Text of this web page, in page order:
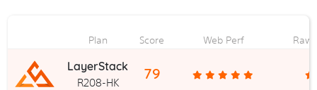
Plan Score Web Perf Raw
LayerStack
R208-HK 79